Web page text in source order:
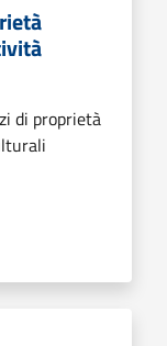
di proprietà